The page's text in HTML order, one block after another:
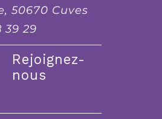
50670 Cuves
39 29
Rejoignez-
nous